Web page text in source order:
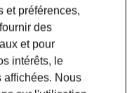
et préférences,
des
et pour
intérêts, le
affichées. Nous